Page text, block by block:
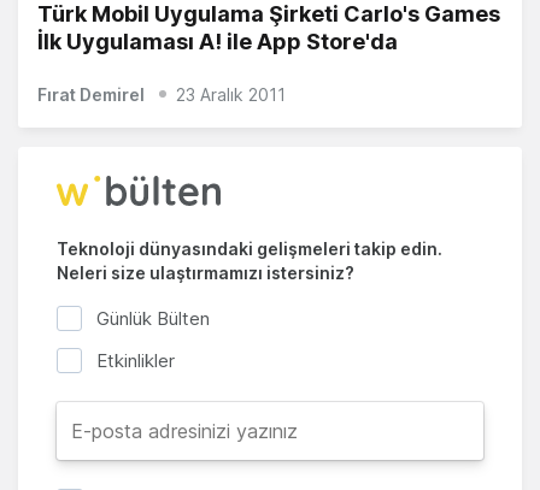
Türk Mobil Uygulama Şirketi Carlo's Games
İlk Uygulaması A! ile App Store'da
Fırat Demirel 23 Aralık 2011
Teknoloji dünyasındaki gelişmeleri takip edin.
Neleri size ulaştırmamızı istersiniz?
Günlük Bülten
Etkinlikler